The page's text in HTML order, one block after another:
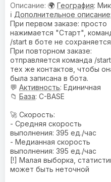
🌍 География:
ℹ️ Дополнительное описание
При первом заказе: просто
нажимается "Старт",
/start в боте не
При повторном заказе:
отправляется команда /
тех же контактов, чтобы
была записана в бота.
💬 Активность: Единичная
📁 База: C-BASE
🚀 Скорость:
- Средняя скорость
выполнения: 395 ед./час
- Медианная скорость
выполнения: 395 ед./час
[!] Малая выборка,
может быть неточной